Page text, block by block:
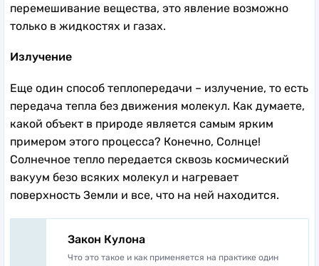
перемешивание вещества, это явление возможно
только в жидкостях и газах.
Излучение
Еще один способ теплопередачи – излучение, то есть
передача тепла без движения молекул. Как думаете,
какой объект в природе является самым ярким
примером этого процесса? Конечно, Солнце!
Солнечное тепло передается сквозь космический
вакуум безо всяких молекул и нагревает
поверхность Земли и все, что на ней находится.
Закон Кулона
Что это такое и как применяется на практике один